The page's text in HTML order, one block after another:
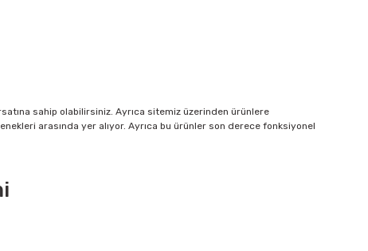
sahip olabilirsiniz. Ayrıca sitemiz üzerinden ürünlere
arasında yer alıyor. Ayrıca bu ürünler son derece fonksiyonel